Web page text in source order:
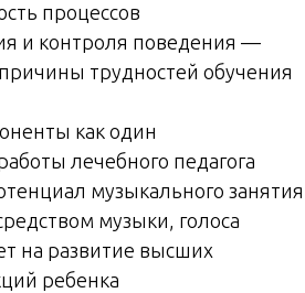
процессов
и контроля поведения —
трудностей обучения
как один
лечебного педагога
музыкального занятия
музыки, голоса
на развитие высших
ребенка